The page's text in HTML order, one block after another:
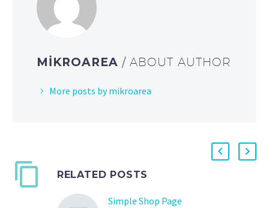
MIKROAREA / ABOUT AUTHOR
More posts by mikroarea
RELATED POSTS
Simple Shop Page